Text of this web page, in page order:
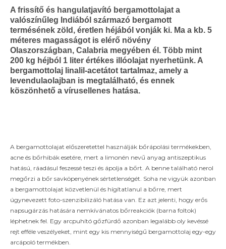
A frissítő és hangulatjavító bergamottolajat a
valószínűleg Indiából származó bergamott
termésének zöld, éretlen héjából vonják ki. Ma a kb. 5
méteres magasságot is elérő növény
Olaszországban, Calabria megyében él. Több mint
200 kg héjból 1 liter értékes illóolajat nyerhetünk. A
bergamottolaj linalil-acetátot tartalmaz, amely a
levendulaolajban is megtalálható, és ennek
köszönhető a vírusellenes hatása.
A bergamottolajat előszeretettel használják bőrápolási termékekben,
acne és bőrhibák esetére, mert a limonén nevű anyag antiszeptikus
hatású, ráadásul feszessé teszi és ápolja a bőrt. A benne található nerol
megőrzi a bőr savköpenyének sértetlenségét. Soha ne vigyük azonban
a bergamottolajat közvetlenül és hígítatlanul a bőrre, mert
úgynevezett foto-szenzibilizáló hatása van. Ez azt jelenti, hogy erős
napsugárzás hatására nemkívánatos bőrreakciók (barna foltok)
léphetnek fel. Egy arcpuhító gőzfürdő azonban legalább oly kevéssé
rejt efféle veszélyeket, mint egy kis mennyiségű bergamottolaj egy-egy
arcápoló termékben.